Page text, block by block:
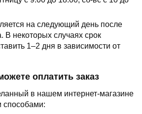
на следующий день после
В некоторых случаях срок
1–2 дня в зависимости от
оплатить заказ
в нашем интернет-магазине
способами: